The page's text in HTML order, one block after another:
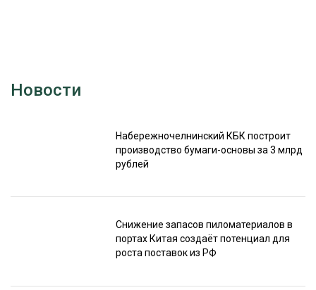
Новости
Набережночелнинский КБК построит
производство бумаги-основы за 3 млрд
рублей
Снижение запасов пиломатериалов в
портах Китая создаёт потенциал для
роста поставок из РФ